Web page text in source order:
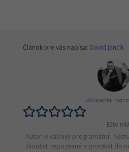
Článok pre vás napísal David Jančík
Užívateľské
Ešte
Autor je vášnivý programátor.
zkoušet nepoznané a pronikat do